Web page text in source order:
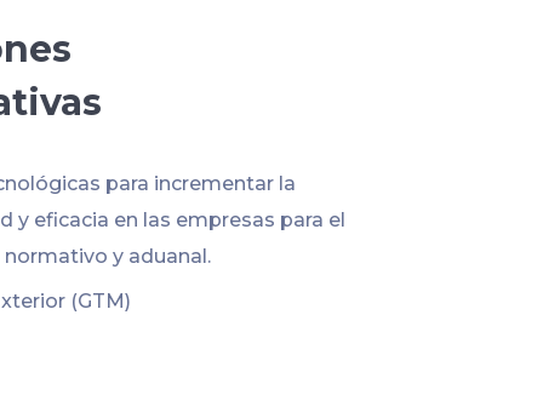
para incrementar la
y eficacia en las empresas para el
y aduanal.
(GTM)